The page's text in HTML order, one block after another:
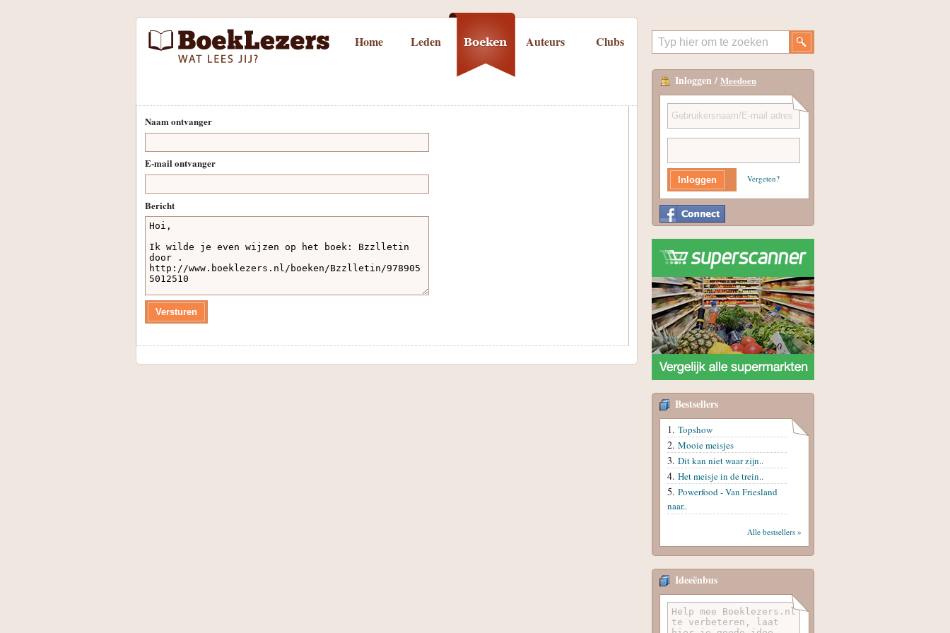
Home Leden Auteurs Clubs
Naam ontvanger
E-mail ontvanger
Bericht
Inloggen / Meedoen
Vergeten?
Bestsellers
Topshow
Mooie meisjes
Dit kan niet waar zijn..
Het meisje in de trein..
Powerfood - Van Friesland
naar..
Alle bestsellers »
Ideeënbus